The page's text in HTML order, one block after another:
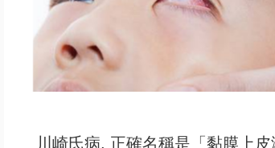
川崎氏病, 正確名稱是「黏膜上